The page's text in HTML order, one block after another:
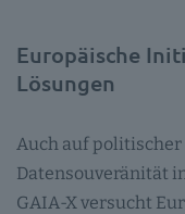
Europäische
Lösungen
Auch auf politischer
Datensouveränität
GAIA-X versucht